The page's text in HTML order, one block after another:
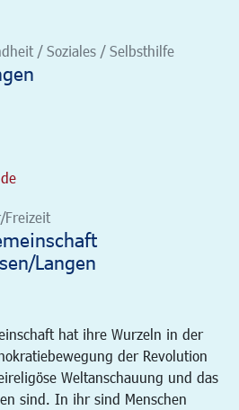
/ Soziales / Selbsthilfe
Freizeit
Langen
hat ihre Wurzeln in der
der Revolution
Weltanschauung und das
sind. In ihr sind Menschen